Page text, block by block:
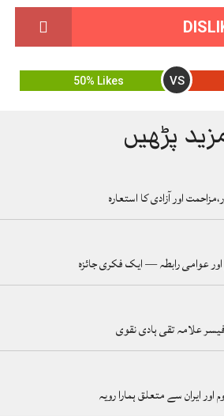
50% Likes VS
پڑھیں
اور آزادی کا استعارہ
عوامی رابطہ — ایک فکری جائزہ
علامہ تقی ہادی نقوی
اور ایران سے متعلق ہمارا رویہ